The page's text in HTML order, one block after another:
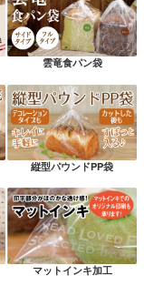
雲竜食パン袋
縦型パウンドPP袋
マットインキ加工